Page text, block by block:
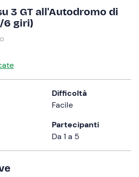
3 GT all'Autodromo di
6 giri)
Difficoltà
Facile
Partecipanti
Da 1 a 5